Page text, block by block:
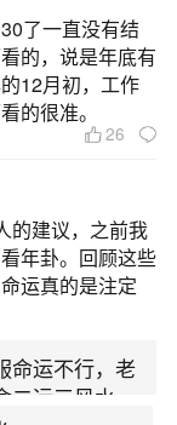
：
痛苦，互上
很久的亲人
律保护的婚
会考虑自己的
相亲活动也是
还可以接
痛苦，生男
了一直没有结
的，说是年底有
12月初，工作
的很准。
26
的建议，之前我
年卦。回顾这些
运真的是注定
命运不行，老
运三风水，